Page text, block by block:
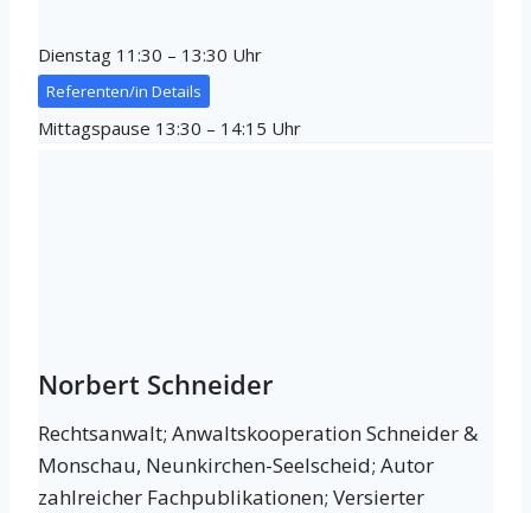
Dienstag 11:30 – 13:30 Uhr
Referenten/in Details
Mittagspause 13:30 – 14:15 Uhr
Norbert Schneider
Rechtsanwalt; Anwaltskooperation Schneider &
Monschau, Neunkirchen-Seelscheid; Autor
zahlreicher Fachpublikationen; Versierter